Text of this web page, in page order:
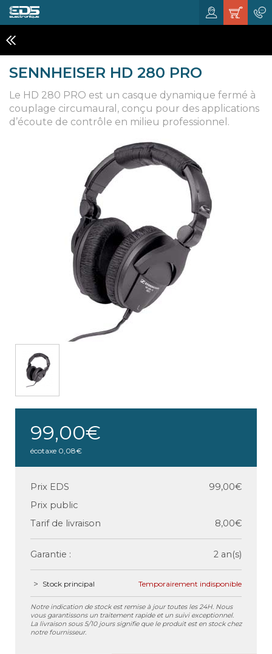
SENNHEISER HD 280 PRO
Le HD 280 PRO est un casque dynamique fermé à
couplage circumaural, conçu pour des applications
d’écoute de contrôle en milieu professionnel.
99,00€
écotaxe 0,08€
Prix EDS
99,00€
Prix public
Tarif de livraison
8,00€
Garantie : 2 an(s)
Stock principal Temporairement indisponible
Notre indication de stock est remise à jour toutes les 24H. Nous
vous garantissons un traitement rapide et un suivi exceptionnel.
La livraison sous 5/10 jours signifie que le produit est en stock chez
notre fournisseur.